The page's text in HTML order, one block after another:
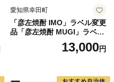
愛知県幸田町
「彦左焼酎 IMO」ラベル変更
品「彦左焼酎 MUGI」ラベル
変更品 飲み比べ セット 合計
2本 720ml×各1本 25度 焼酎
13,000円